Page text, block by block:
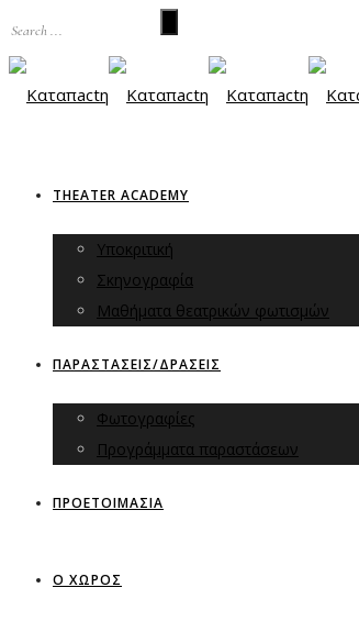
THEATER ACADEMY
Υποκριτική
Σκηνογραφία
Μαθήματα θεατρικών φωτισμών
ΠΑΡΑΣΤΑΣΕΙΣ/ΔΡΑΣΕΙΣ
Φωτογραφίες
Προγράμματα παραστάσεων
ΠΡΟΕΤΟΙΜΑΣΙΑ
Ο ΧΩΡΟΣ